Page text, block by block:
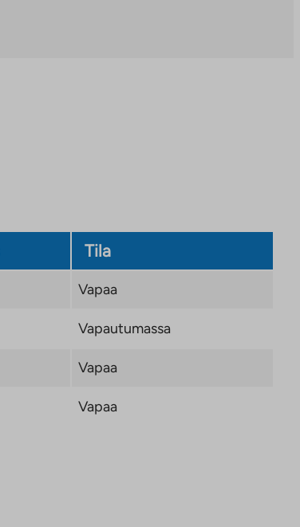
Tila
Vapaa
Vapautumassa
Vapaa
Vapaa